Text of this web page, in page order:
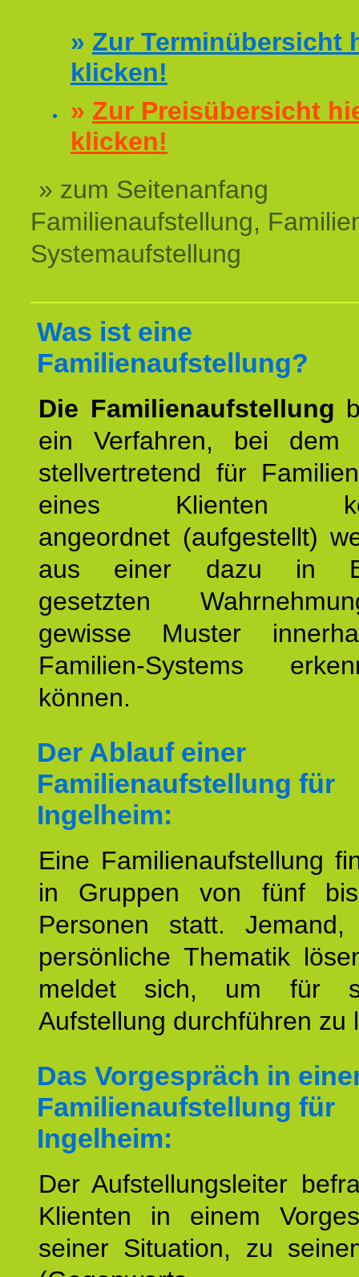
» Zur Terminübersicht
klicken!
» Zur Preisübersicht
klicken!
» zum Seitenanfang
Familienaufstellung,
Systemaufstellung
Was ist eine
Familienaufstellung?
Die Familienaufstellung
ein Verfahren, bei dem
stellvertretend für
eines Klienten
angeordnet (aufgestellt)
aus einer dazu in
gesetzten
gewisse Muster
Familien-Systems
können.
Der Ablauf einer
Familienaufstellung für
Ingelheim:
Eine Familienaufstellung
in Gruppen von fünf
Personen statt.
persönliche Thematik
meldet sich, um für
Aufstellung durchführen zu
Das Vorgespräch in
Familienaufstellung für
Ingelheim:
Der Aufstellungsleiter
Klienten in einem
seiner Situation, zu